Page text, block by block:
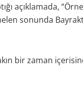
açıklamada,
sonunda
bir zaman